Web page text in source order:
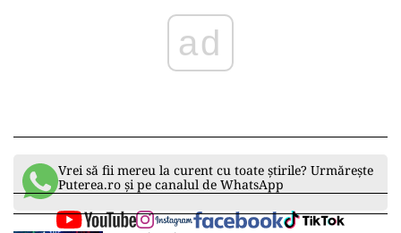
ad
Vrei să fii mereu la curent cu toate știrile? Urmărește
Puterea.ro și pe canalul de WhatsApp